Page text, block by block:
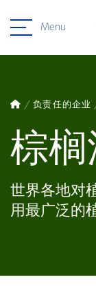
Menu
负责任的企业
棕榈
世界各地对
用最广泛的